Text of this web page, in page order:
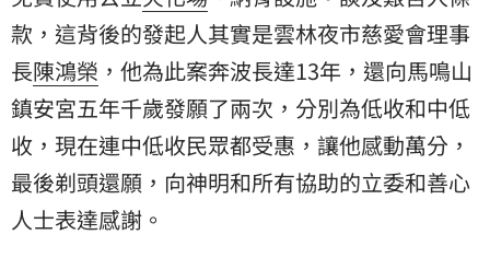
款，這背後的發起人其實是雲林夜市慈愛會理事
長陳鴻榮 ，他為此案奔波長達13年，還向馬鳴山
鎮安宮五年千歲發願了兩次，分別為低收和中低
收，現在連中低收民眾都受惠，讓他感動萬分，
最後剃頭還願，向神明和所有協助的立委和善心
人士表達感謝。